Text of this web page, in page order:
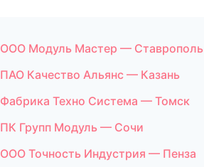
ООО Модуль Мастер — Ставрополь
ПАО Качество Альянс — Казань
Фабрика Техно Система — Томск
ПК Групп Модуль — Сочи
ООО Точность Индустрия — Пенза